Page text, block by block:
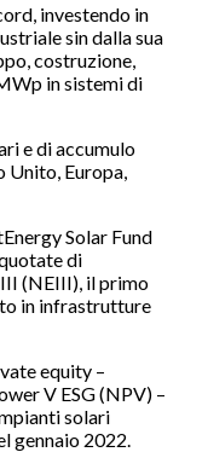
investendo in
sin dalla sua
costruzione,
in sistemi di
e di accumulo
Unito, Europa,
Solar Fund
di
(NEIII), il primo
in infrastrutture
equity –
V ESG (NPV) –
solari
gennaio 2022.